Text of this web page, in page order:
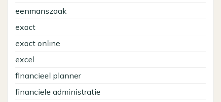
eenmanszaak
exact
exact online
excel
financieel planner
financiele administratie